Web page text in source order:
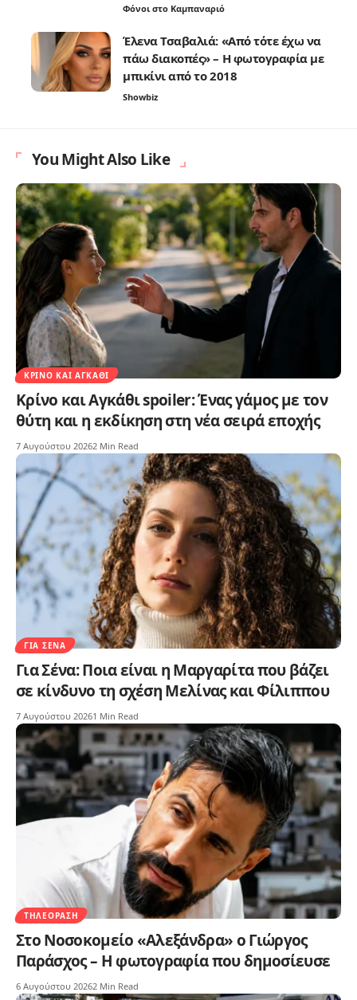
Φόνοι στο Καμπαναριό
Έλενα Τσαβαλιά: «Από τότε έχω να
πάω διακοπές» – Η φωτογραφία με
μπικίνι από το 2018
Showbiz
You Might Also Like
ΚΡΊΝΟ ΚΑΙ ΑΓΚΆΘΙ
Κρίνο και Αγκάθι spoiler: Ένας γάμος με τον
θύτη και η εκδίκηση στη νέα σειρά εποχής
7 Αυγούστου 20262 Min Read
ΓΙΑ ΣΈΝΑ
Για Σένα: Ποια είναι η Μαργαρίτα που βάζει
σε κίνδυνο τη σχέση Μελίνας και Φίλιππου
7 Αυγούστου 20261 Min Read
ΤΗΛΕΌΡΑΣΗ
Στο Νοσοκομείο «Αλεξάνδρα» ο Γιώργος
Παράσχος – Η φωτογραφία που δημοσίευσε
6 Αυγούστου 20262 Min Read